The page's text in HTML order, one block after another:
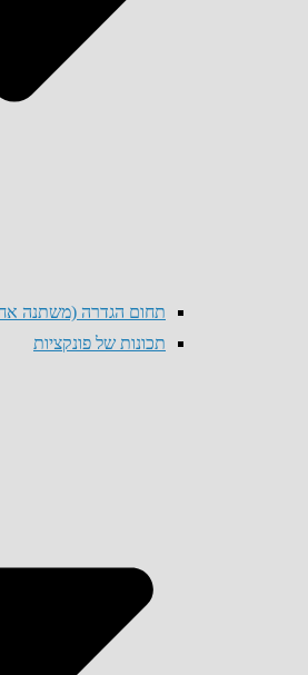
תחום הגדרה (משתנה
תכונות של פונקציות